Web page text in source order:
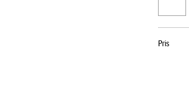
Pris
Pris